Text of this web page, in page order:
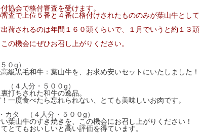
協会で格付審査を受けます。
査で上位５番と４番に格付けされたもののみが葉山牛として
荷されるのは年間１６０頭くらいで、１月でいうと約１３頭
の機会にぜひお召し上がりください。
０g）
級黒毛和牛：葉山牛を、お求め安いセットにいたしました！
４人分・５００g）
打ちされた和牛の逸品。
一度食べたら忘れられない、とても美味しいお肉です。
タ （４人分・５００g）
葉山牛のすき焼きを、この機会にお召し上がりください！
とてもおいしいと高い評価を得ています。